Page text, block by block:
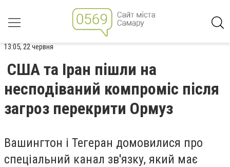
13:05, 22 червня
США та Іран пішли на
несподіваний компроміс після
загроз перекрити Ормуз
Вашингтон і Тегеран домовилися про
спеціальний канал зв'язку, який має